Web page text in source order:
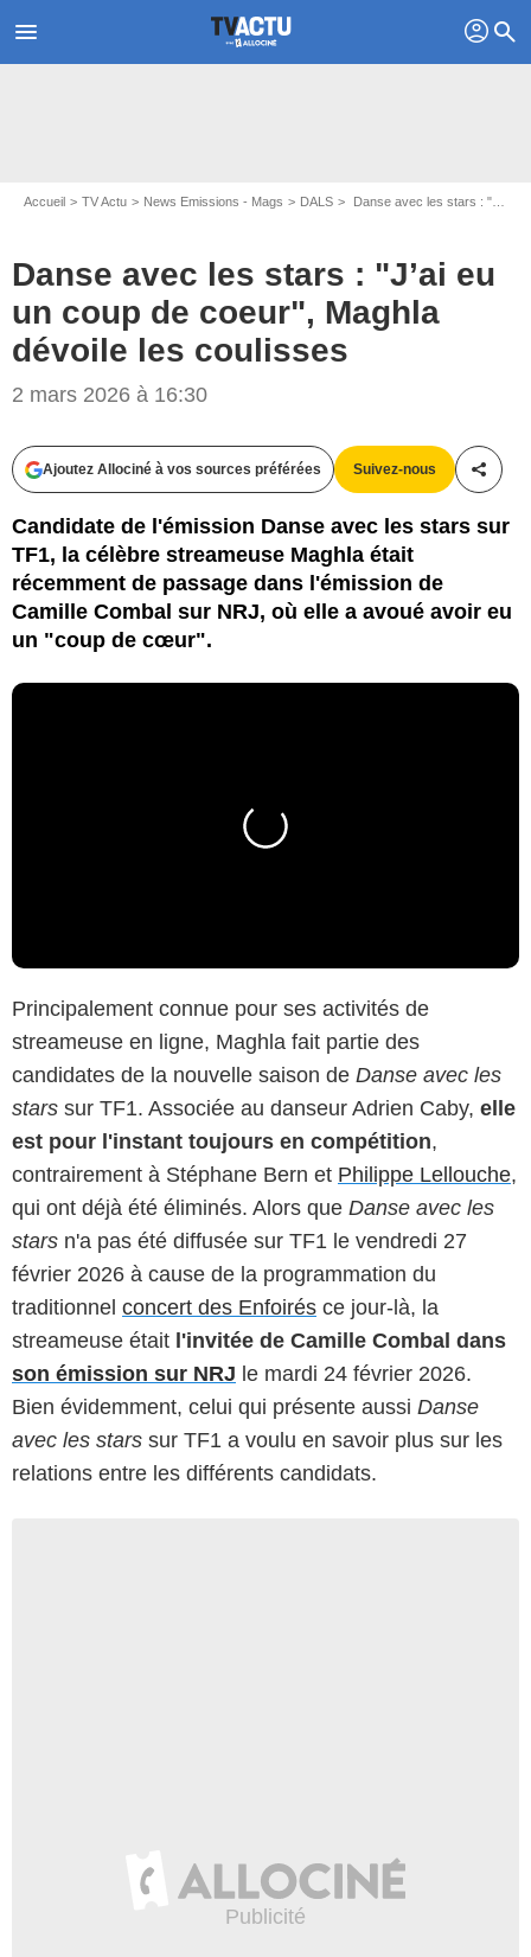
menu profil search
Accueil TV Actu News Emissions - Mags DALS Danse avec les stars : "J’ai eu un coup de coeur", Maghla dévoile les coulisses
Danse avec les stars : "J’ai eu
un coup de coeur", Maghla
dévoile les coulisses
2 mars 2026 à 16:30
Ajoutez Allociné à vos sources préférées Suivez-nous
Candidate de l'émission Danse avec les stars sur
TF1, la célèbre streameuse Maghla était
récemment de passage dans l'émission de
Camille Combal sur NRJ, où elle a avoué avoir eu
un "coup de cœur".
Principalement connue pour ses activités de
streameuse en ligne, Maghla fait partie des
candidates de la nouvelle saison de Danse avec les
stars sur TF1. Associée au danseur Adrien Caby, elle
est pour l'instant toujours en compétition,
contrairement à Stéphane Bern et Philippe Lellouche,
qui ont déjà été éliminés. Alors que Danse avec les
stars n'a pas été diffusée sur TF1 le vendredi 27
février 2026 à cause de la programmation du
traditionnel concert des Enfoirés ce jour-là, la
streameuse était l'invitée de Camille Combal dans
son émission sur NRJ le mardi 24 février 2026.
Bien évidemment, celui qui présente aussi Danse
avec les stars sur TF1 a voulu en savoir plus sur les
relations entre les différents candidats.